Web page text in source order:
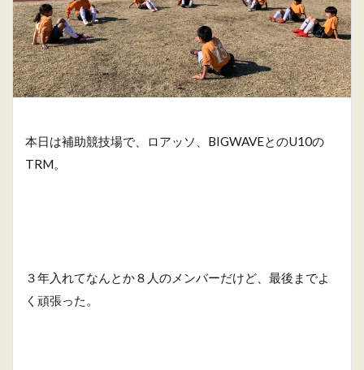
本日は補助競技場で、ロアッソ、BIGWAVEとのU10の
TRM。
３年入れてなんとか８人のメンバーだけど、最後までよ
く頑張った。